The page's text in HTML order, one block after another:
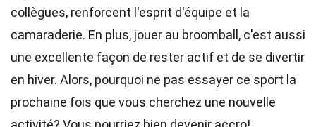
collègues, renforcent l'esprit d'équipe et la
camaraderie. En plus, jouer au broomball, c'est aussi
une excellente façon de rester actif et de se divertir
en hiver. Alors, pourquoi ne pas essayer ce sport la
prochaine fois que vous cherchez une nouvelle